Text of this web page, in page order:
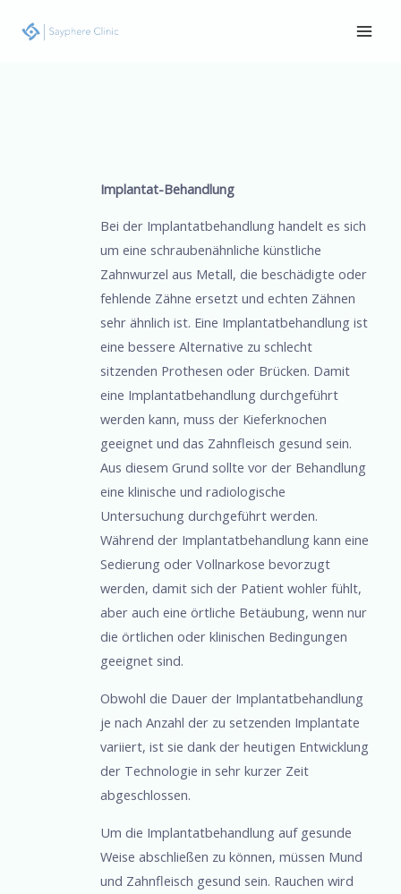
Inhalt
Implantat-Behandlung
Bei der Implantatbehandlung handelt es sich
um eine schraubenähnliche künstliche
Zahnwurzel aus Metall, die beschädigte oder
fehlende Zähne ersetzt und echten Zähnen
sehr ähnlich ist. Eine Implantatbehandlung ist
eine bessere Alternative zu schlecht
sitzenden Prothesen oder Brücken. Damit
eine Implantatbehandlung durchgeführt
werden kann, muss der Kieferknochen
geeignet und das Zahnfleisch gesund sein.
Aus diesem Grund sollte vor der Behandlung
eine klinische und radiologische
Untersuchung durchgeführt werden.
Während der Implantatbehandlung kann eine
Sedierung oder Vollnarkose bevorzugt
werden, damit sich der Patient wohler fühlt,
aber auch eine örtliche Betäubung, wenn nur
die örtlichen oder klinischen Bedingungen
geeignet sind.
Obwohl die Dauer der Implantatbehandlung
je nach Anzahl der zu setzenden Implantate
variiert, ist sie dank der heutigen Entwicklung
der Technologie in sehr kurzer Zeit
abgeschlossen.
Um die Implantatbehandlung auf gesunde
Weise abschließen zu können, müssen Mund
und Zahnfleisch gesund sein. Rauchen wird